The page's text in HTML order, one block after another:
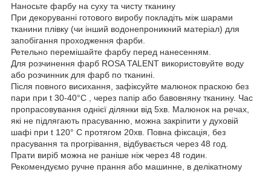
Наносьте фарбу на суху та чисту тканину
При декоруванні готового виробу покладіть між шарами
тканини плівку (чи інший водонепроникний матеріал) для
запобігання проходження фарби.
Ретельно перемішайте фарбу перед нанесенням.
Для розчинення фарб ROSA TALENT використовуйте воду
або розчинник для фарб по тканині.
Після повного висихання, зафіксуйте малюнок праскою без
пари при t 30-40°С , через папір або бавовняну тканину. Час
пропрасовування однієї ділянки від 5хв. Малюнок на речах,
які не підлягають прасуванню, можна закріпити у духовій
шафі при t 120° С протягом 20хв. Повна фіксація, без
прасування та прогрівання, відбувається через 48 год.
Прати виріб можна не раніше ніж через 48 годин.
Рекомендуємо ручне прання або машинне, в делікатному